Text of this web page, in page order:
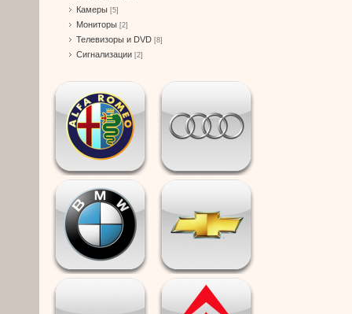
Камеры [5]
Мониторы [2]
Телевизоры и DVD [8]
Сигнализации [2]